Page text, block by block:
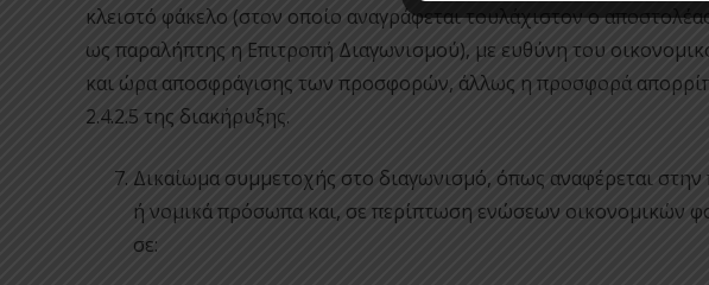
κλειστό φάκελο (στον οποίο αναγράφεται τουλάχιστον ο
ως παραλήπτης η Επιτροπή Διαγωνισμού), με ευθύνη του
και ώρα αποσφράγισης των προσφορών, άλλως η προσφορά
2.4.2.5 της διακήρυξης.
Δικαίωμα συμμετοχής στο διαγωνισμό, όπως αναφέρεται
ή νομικά πρόσωπα και, σε περίπτωση ενώσεων οικονομικών
σε: